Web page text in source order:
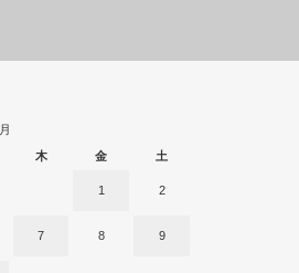
木 金 土
1 2
7 8 9